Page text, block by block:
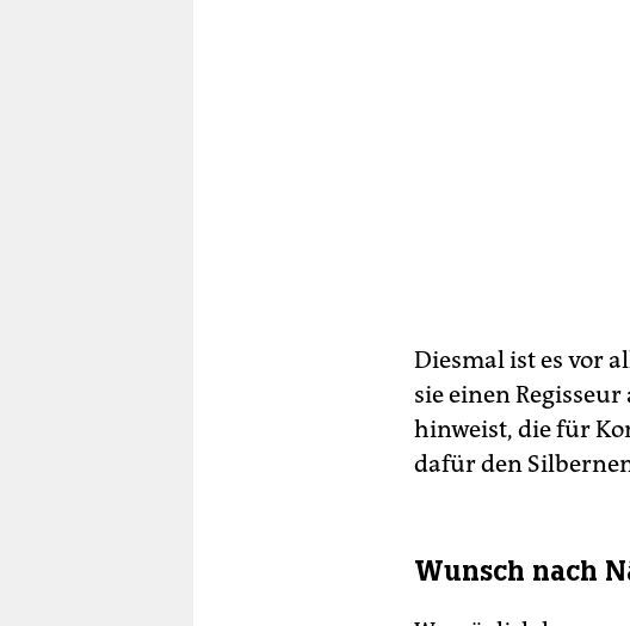
Diesmal ist es vor
sie einen
hinweist, die für
dafür den
Wunsch nach